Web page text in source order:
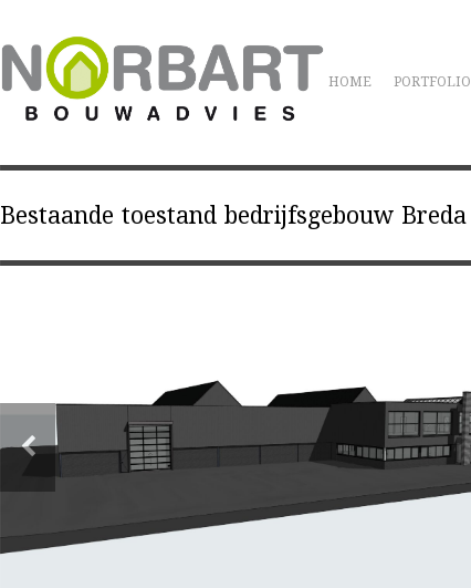
HOME PORTFOLIO
Bestaande toestand bedrijfsgebouw Breda